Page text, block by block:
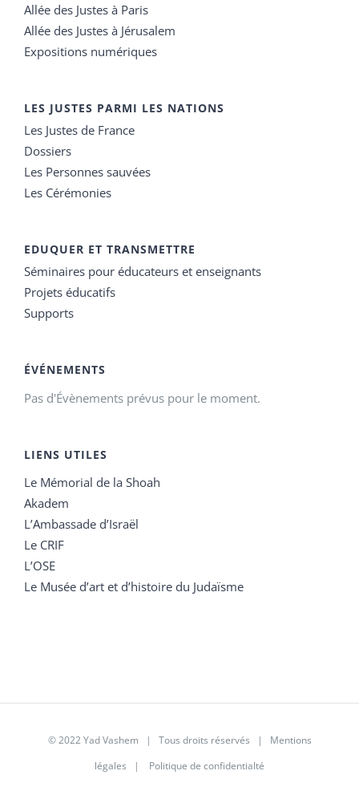
Allée des Justes à Paris
Allée des Justes à Jérusalem
Expositions numériques
LES JUSTES PARMI LES NATIONS
Les Justes de France
Dossiers
Les Personnes sauvées
Les Cérémonies
EDUQUER ET TRANSMETTRE
Séminaires pour éducateurs et enseignants
Projets éducatifs
Supports
ÉVÉNEMENTS
Pas d'Évènements prévus pour le moment.
LIENS UTILES
Le Mémorial de la Shoah
Akadem
L’Ambassade d’Israël
Le CRIF
L’OSE
Le Musée d’art et d’histoire du Judaïsme
© 2022 Yad Vashem | Tous droits réservés | Mentions
légales | Politique de confidentialté